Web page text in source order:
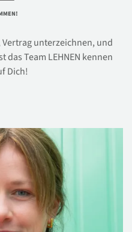
unterzeichnen, und
Team LEHNEN kennen
Dich!